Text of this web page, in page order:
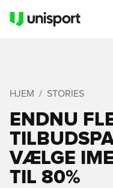
HJEM STORIES
ENDNU
VÆLGE
TIL 80%